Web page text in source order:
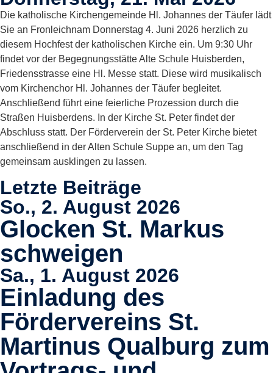
Die katholische Kirchengemeinde Hl. Johannes der Täufer lädt
Sie an Fronleichnam Donnerstag 4. Juni 2026 herzlich zu
diesem Hochfest der katholischen Kirche ein. Um 9:30 Uhr
findet vor der Begegnungsstätte Alte Schule Huisberden,
Friedensstrasse eine Hl. Messe statt. Diese wird musikalisch
vom Kirchenchor Hl. Johannes der Täufer begleitet.
Anschließend führt eine feierliche Prozession durch die
Straßen Huisberdens. In der Kirche St. Peter findet der
Abschluss statt. Der Förderverein der St. Peter Kirche bietet
anschließend in der Alten Schule Suppe an, um den Tag
gemeinsam ausklingen zu lassen.
Letzte Beiträge
So., 2. August 2026
Glocken St. Markus
schweigen
Sa., 1. August 2026
Einladung des
Fördervereins St.
Martinus Qualburg zum